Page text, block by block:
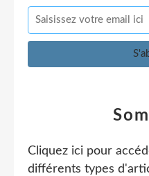
Cliquez ici pour
différents types